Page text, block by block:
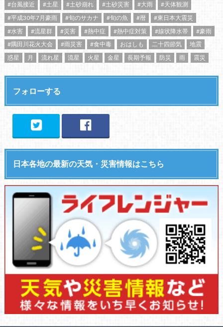
#台風接近
#土星 #土砂崩れ #土砂災害 #大雨
#天体観測
#平成30年7月豪雨
#旬のサカナ #旬の魚 #暦
#東日本大震災
#水害
#流星群 #災害 #熱中症 #熱中症対策 #線状降水帯
#豪雨
#隅田川花火大会
#雨災害 #食中毒 おはしも 二十四節気
地震
惑星
月 流れ星 流星 火星 金星 長期予報 防災 雨 震災
フォローする
日本各地の最新の天気・災害情報はこちら